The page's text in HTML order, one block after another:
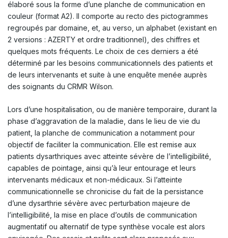
élaboré sous la forme d’une planche de communication en
couleur (format A2). Il comporte au recto des pictogrammes
regroupés par domaine, et, au verso, un alphabet (existant en
2 versions : AZERTY et ordre traditionnel), des chiffres et
quelques mots fréquents. Le choix de ces derniers a été
déterminé par les besoins communicationnels des patients et
de leurs intervenants et suite à une enquête menée auprès
des soignants du CRMR Wilson.
Lors d’une hospitalisation, ou de manière temporaire, durant la
phase d’aggravation de la maladie, dans le lieu de vie du
patient, la planche de communication a notamment pour
objectif de faciliter la communication. Elle est remise aux
patients dysarthriques avec atteinte sévère de l’intelligibilité,
capables de pointage, ainsi qu’à leur entourage et leurs
intervenants médicaux et non-médicaux. Si l’atteinte
communicationnelle se chronicise du fait de la persistance
d’une dysarthrie sévère avec perturbation majeure de
l’intelligibilité, la mise en place d’outils de communication
augmentatif ou alternatif de type synthèse vocale est alors